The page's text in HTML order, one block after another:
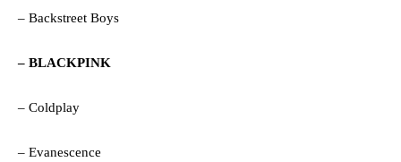
– Backstreet Boys
– BLACKPINK
– Coldplay
– Evanescence